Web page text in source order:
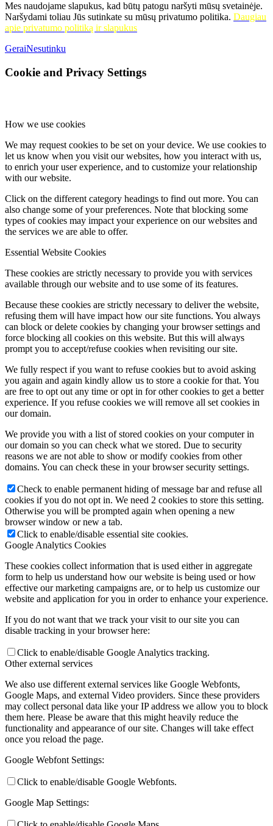
Mes naudojame slapukus, kad būtų patogu naršyti mūsų svetainėje.
Naršydami toliau Jūs sutinkate su mūsų privatumo politika. Daugiau
apie privatumo politiką ir slapukus
GeraiNesutinku
Cookie and Privacy Settings
How we use cookies
We may request cookies to be set on your device. We use cookies to
let us know when you visit our websites, how you interact with us,
to enrich your user experience, and to customize your relationship
with our website.
Click on the different category headings to find out more. You can
also change some of your preferences. Note that blocking some
types of cookies may impact your experience on our websites and
the services we are able to offer.
Essential Website Cookies
These cookies are strictly necessary to provide you with services
available through our website and to use some of its features.
Because these cookies are strictly necessary to deliver the website,
refusing them will have impact how our site functions. You always
can block or delete cookies by changing your browser settings and
force blocking all cookies on this website. But this will always
prompt you to accept/refuse cookies when revisiting our site.
We fully respect if you want to refuse cookies but to avoid asking
you again and again kindly allow us to store a cookie for that. You
are free to opt out any time or opt in for other cookies to get a better
experience. If you refuse cookies we will remove all set cookies in
our domain.
We provide you with a list of stored cookies on your computer in
our domain so you can check what we stored. Due to security
reasons we are not able to show or modify cookies from other
domains. You can check these in your browser security settings.
Check to enable permanent hiding of message bar and refuse all
cookies if you do not opt in. We need 2 cookies to store this setting.
Otherwise you will be prompted again when opening a new
browser window or new a tab.
Click to enable/disable essential site cookies.
Google Analytics Cookies
These cookies collect information that is used either in aggregate
form to help us understand how our website is being used or how
effective our marketing campaigns are, or to help us customize our
website and application for you in order to enhance your experience.
If you do not want that we track your visit to our site you can
disable tracking in your browser here:
Click to enable/disable Google Analytics tracking.
Other external services
We also use different external services like Google Webfonts,
Google Maps, and external Video providers. Since these providers
may collect personal data like your IP address we allow you to block
them here. Please be aware that this might heavily reduce the
functionality and appearance of our site. Changes will take effect
once you reload the page.
Google Webfont Settings:
Click to enable/disable Google Webfonts.
Google Map Settings: